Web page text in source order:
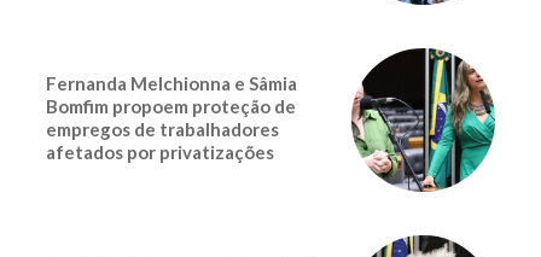
Fernanda Melchionna e Sâmia
Bomfim propoem proteção de
empregos de trabalhadores
afetados por privatizações